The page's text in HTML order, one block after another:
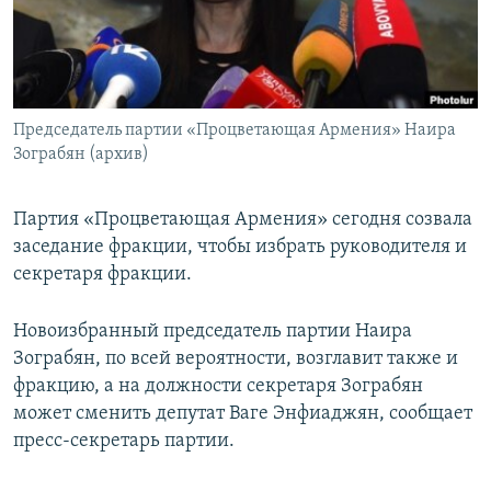
Հայերեն
English
Русский
Председатель партии «Процветающая Армения» Наира
Зограбян (архив)
Партия «Процветающая Армения» сегодня созвала
заседание фракции, чтобы избрать руководителя и
секретаря фракции.
Новоизбранный председатель партии Наира
Зограбян, по всей вероятности, возглавит также и
фракцию, а на должности секретаря Зограбян
может сменить депутат Ваге Энфиаджян, сообщает
пресс-секретарь партии.